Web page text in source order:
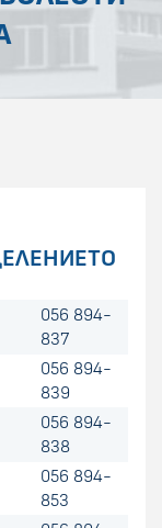
056 894-
837
056 894-
839
056 894-
838
056 894-
853